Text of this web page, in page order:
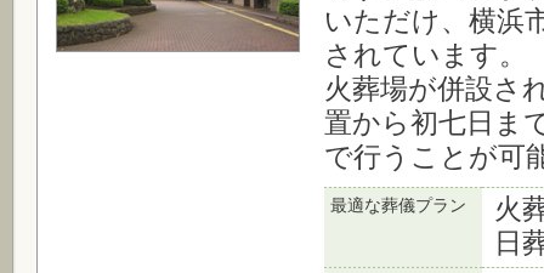
いただけ、横浜
されています。
火葬場が併設さ
置から初七日ま
で行うことが可
最適な葬儀プラン
火
日